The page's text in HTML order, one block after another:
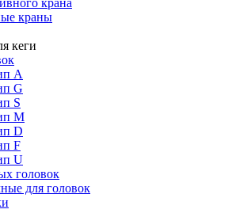
крана
краны
кеги
А
G
S
M
D
F
U
головок
для головок